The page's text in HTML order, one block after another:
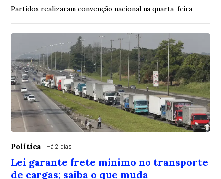
Partidos realizaram convenção nacional na quarta-feira
Política Há 2 dias
Lei garante frete mínimo no transporte
de cargas; saiba o que muda